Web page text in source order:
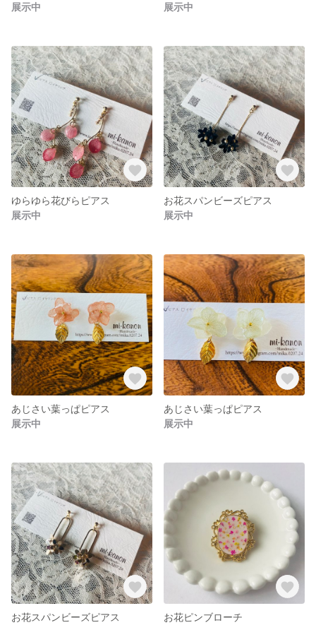
展示中
展示中
ゆらゆら花びらピアス
展示中
お花スパンビーズピアス
展示中
あじさい葉っぱピアス
展示中
あじさい葉っぱピアス
展示中
お花スパンビーズピアス
お花ピンブローチ